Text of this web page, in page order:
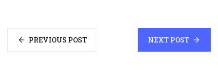
PREVIOUS POST NEXT POST